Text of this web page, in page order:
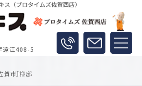
（プロタイムズ佐賀西店）
遠江408-5
賀市J様邸